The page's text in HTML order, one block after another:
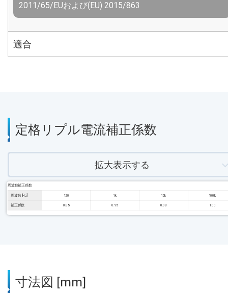
2011/65/EUおよび(EU) 2015/863
適合
定格リプル電流補正係数
拡大表示する
周波数補正係数
周波数 [Hz] 120 1k 10k 100k
補正係数 0.85 0.95 0.98 1.00
寸法図 [mm]